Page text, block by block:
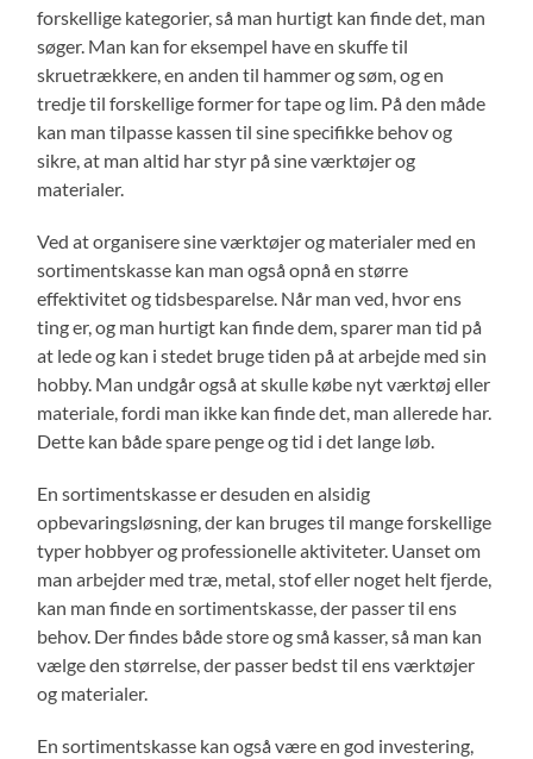
forskellige kategorier, så man hurtigt kan finde det, man
søger. Man kan for eksempel have en skuffe til
skruetrækkere, en anden til hammer og søm, og en
tredje til forskellige former for tape og lim. På den måde
kan man tilpasse kassen til sine specifikke behov og
sikre, at man altid har styr på sine værktøjer og
materialer.
Ved at organisere sine værktøjer og materialer med en
sortimentskasse kan man også opnå en større
effektivitet og tidsbesparelse. Når man ved, hvor ens
ting er, og man hurtigt kan finde dem, sparer man tid på
at lede og kan i stedet bruge tiden på at arbejde med sin
hobby. Man undgår også at skulle købe nyt værktøj eller
materiale, fordi man ikke kan finde det, man allerede har.
Dette kan både spare penge og tid i det lange løb.
En sortimentskasse er desuden en alsidig
opbevaringsløsning, der kan bruges til mange forskellige
typer hobbyer og professionelle aktiviteter. Uanset om
man arbejder med træ, metal, stof eller noget helt fjerde,
kan man finde en sortimentskasse, der passer til ens
behov. Der findes både store og små kasser, så man kan
vælge den størrelse, der passer bedst til ens værktøjer
og materialer.
En sortimentskasse kan også være en god investering,